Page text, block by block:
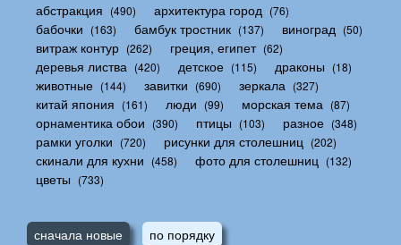
абстракция (490) архитектура город (76)
бабочки (163) бамбук тростник (137) виноград (50)
витраж контур (262) греция, египет (62)
деревья листва (420) детское (115) драконы (18)
животные (144) завитки (690) зеркала (327)
китай япония (161) люди (99) морская тема (87)
орнаментика обои (390) птицы (103) разное (348)
рамки уголки (720) рисунки для столешниц (202)
скинали для кухни (458) фото для столешниц (132)
цветы (733)
сначала новые по порядку